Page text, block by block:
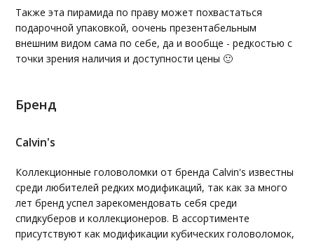
Также эта пирамида по праву может похвастаться
подарочной упаковкой, оочень презентабельным
внешним видом сама по себе, да и вообще - редкостью с
точки зрения наличия и доступности цены 🙂
Бренд
Calvin's
Коллекционные головоломки от бренда Calvin's известны
среди любителей редких модификаций, так как за много
лет бренд успел зарекомендовать себя среди
спидкуберов и коллекционеров. В ассортименте
присутствуют как модификации кубических головоломок,